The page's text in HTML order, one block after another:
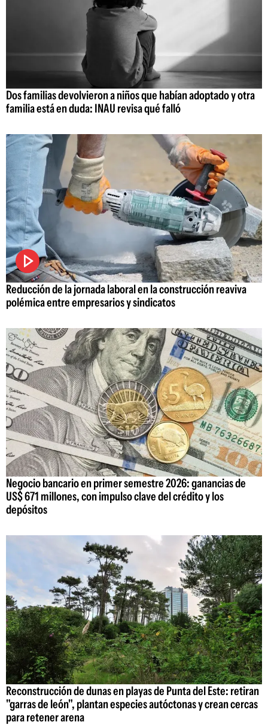
Dos familias devolvieron a niños que habían adoptado y otra
familia está en duda: INAU revisa qué falló
Reducción de la jornada laboral en la construcción reaviva
polémica entre empresarios y sindicatos
Negocio bancario en primer semestre 2026: ganancias de
US$ 671 millones, con impulso clave del crédito y los
depósitos
Reconstrucción de dunas en playas de Punta del Este: retiran
"garras de león", plantan especies autóctonas y crean cercas
para retener arena